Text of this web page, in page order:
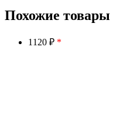
Похожие товары
1120 ₽ *